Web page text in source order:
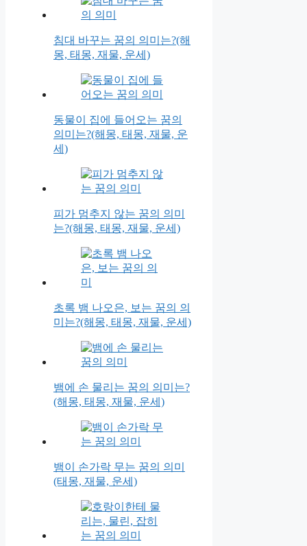
침대 바꾸는 꿈의 의미는?(해
몽, 태몽, 재물, 운세)
동물이 집에 들어오는 꿈의
의미는?(해몽, 태몽, 재물, 운
세)
피가 멈추지 않는 꿈의 의미
는?(해몽, 태몽, 재물, 운세)
초록 뱀 나오은, 보는 꿈의 의
미는?(해몽, 태몽, 재물, 운세)
뱀에 손 물리는 꿈의 의미는?
(해몽, 태몽, 재물, 운세)
뱀이 손가락 무는 꿈의 의미
(태몽, 재물, 운세)